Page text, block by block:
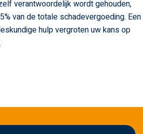
verantwoordelijk wordt gehouden,
van de totale schadevergoeding. Een
hulp vergroten uw kans op